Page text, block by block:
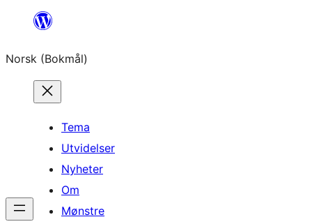
Hopp
innhold
Norsk (Bokmål)
Tema
Utvidelser
Nyheter
Om
Mønstre